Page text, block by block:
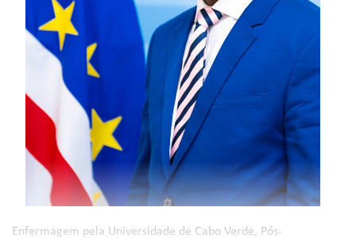
Enfermagem pela Universidade de Cabo Verde, Pós-